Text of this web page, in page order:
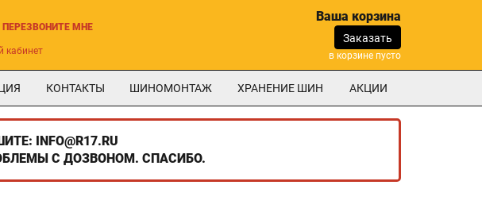
ПЕРЕЗВОНИТЕ МНЕ
кабинет
Ваша корзина
Заказать
в корзине пусто
КОНТАКТЫ ШИНОМОНТАЖ ХРАНЕНИЕ ШИН АКЦИИ
INFO@R17.RU
С ДОЗВОНОМ. СПАСИБО.